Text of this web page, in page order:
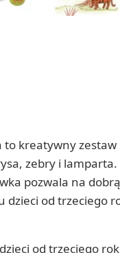
kreatywny
zebry i
pozwala na
od trzeciego
od trzeciego